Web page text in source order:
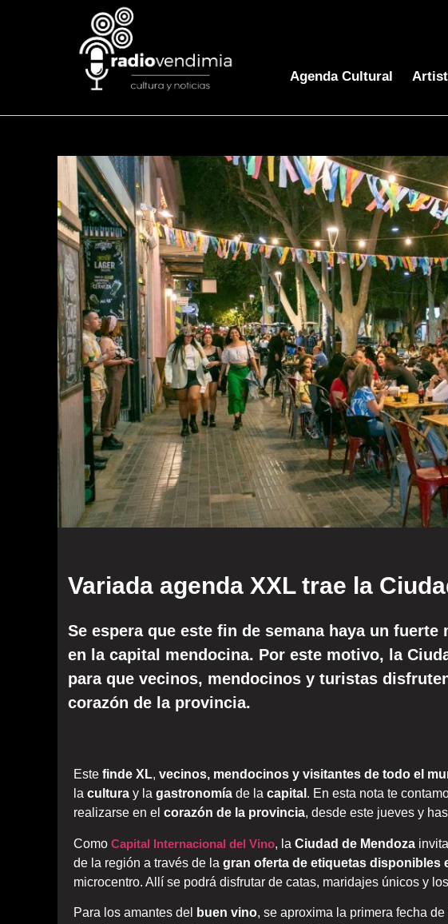
Agenda Cultural
Variada agenda XXL trae la
Se espera que este fin de semana haya un
en la capital mendocina. Por este motivo, la
para que vecinos, mendocinos y turistas
corazón de la provincia.
Este finde XL, vecinos, mendocinos y visitantes de todo el
la cultura y la gastronomía de la capital . En esta nota te
realizarse en el corazón de la provincia, desde este jueves y
Como Capital Internacional del Vino, la Ciudad de Mendoza
de la región a través de la gran oferta de etiquetas disponibles
microcentro. Allí se podrá disfrutar de catas, maridajes únicos y
Para los amantes del buen vino, se aproxima la primera fecha de